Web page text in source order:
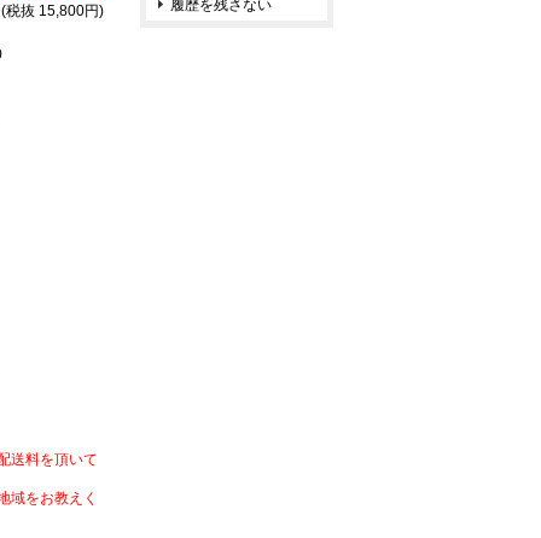
(税抜 15,800円)
送料を頂いて
域をお教えく
履歴を残さない